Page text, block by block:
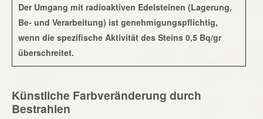
Der Umgang mit radioaktiven Edelsteinen (Lagerung,
Be- und Verarbeitung) ist genehmigungspflichtig,
wenn die spezifische Aktivität des Steins 0,5 Bq/gr
überschreitet.
Künstliche Farbveränderung durch
Bestrahlen